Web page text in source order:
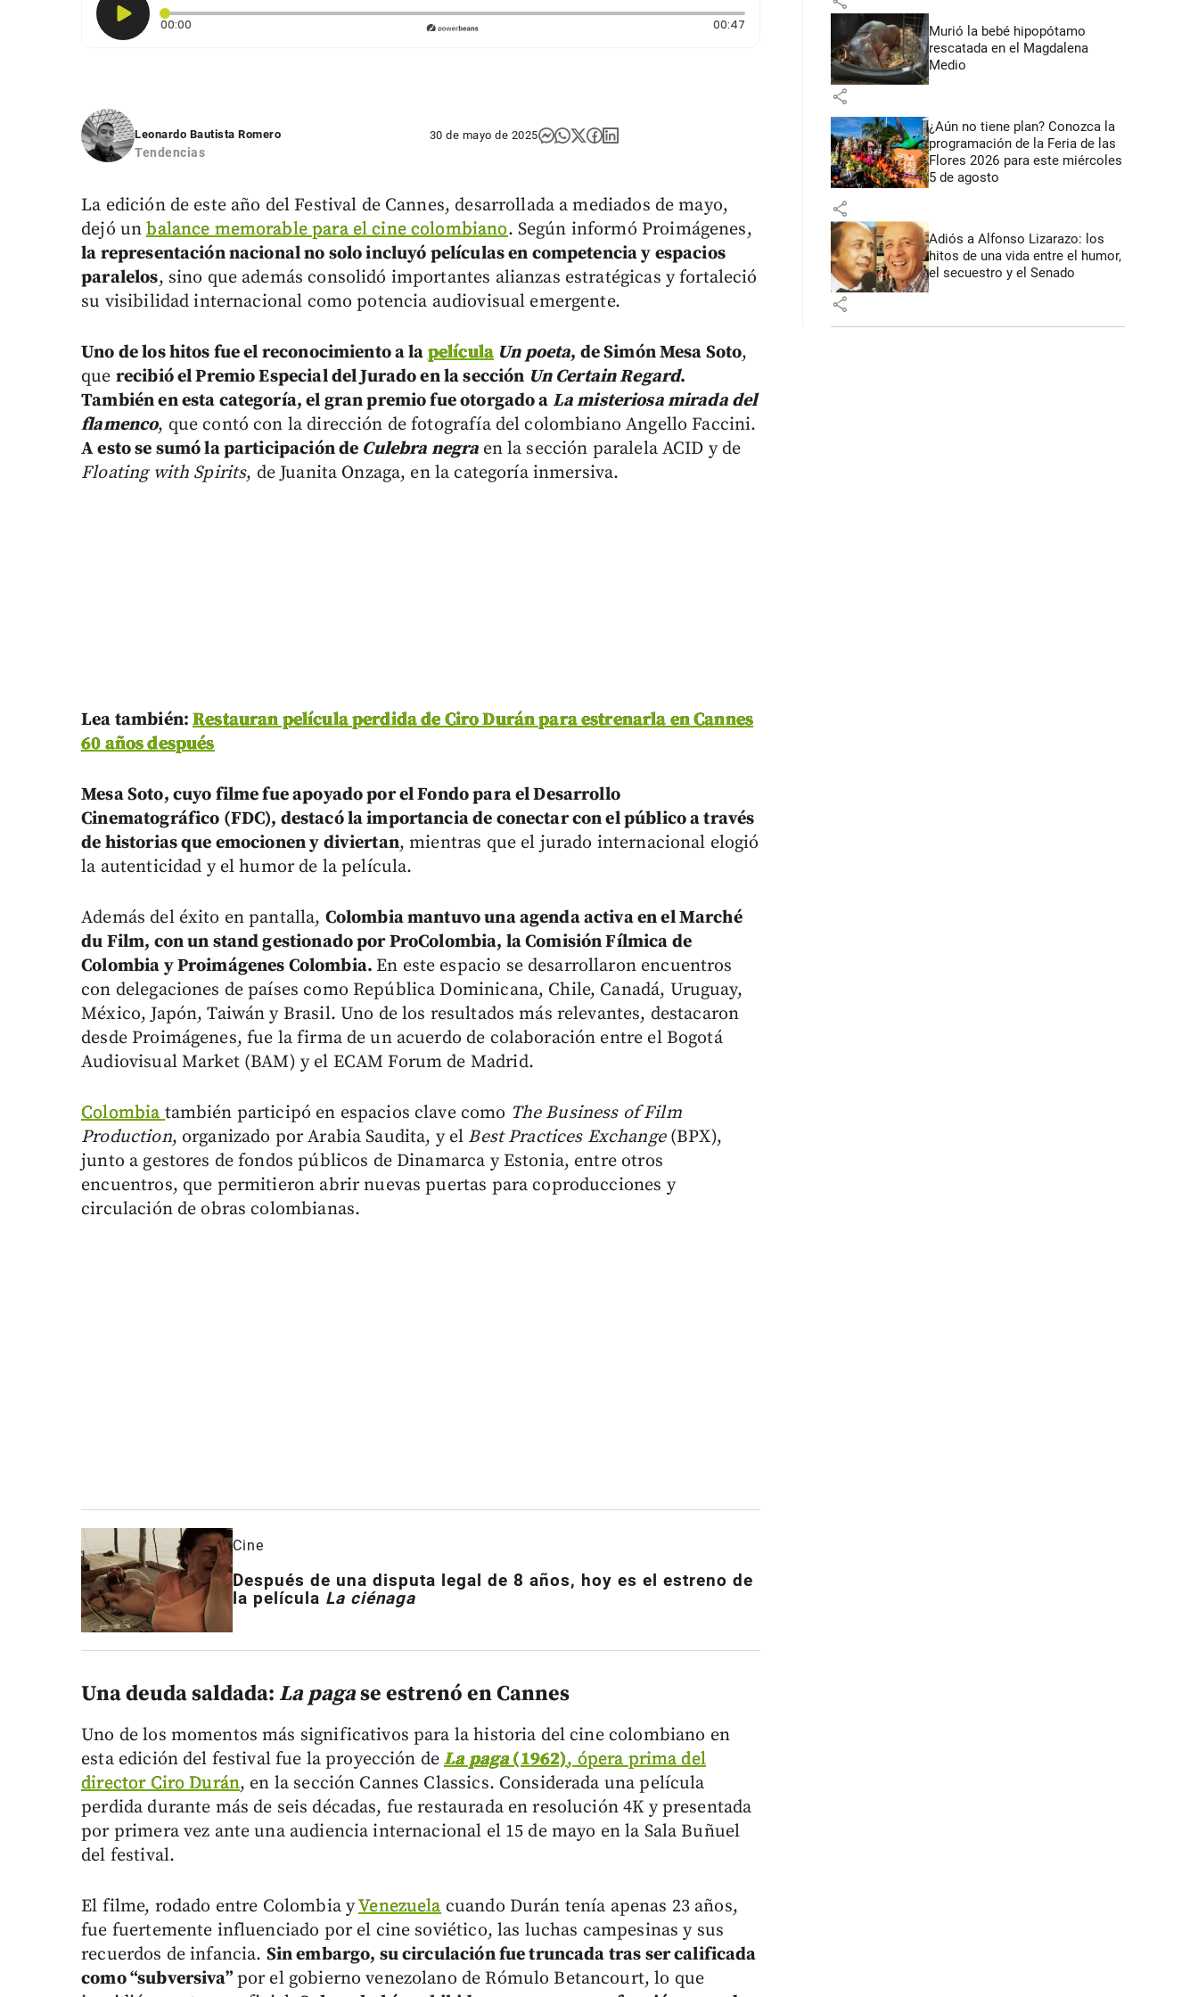
00:00
00:47Duración: 47 segundos
Leonardo Bautista Romero
Tendencias
30 de mayo de 2025
La edición de este año del Festival de Cannes, desarrollada a mediados de mayo,
dejó unbalance memorable para el cine colombiano. Según informó Proimágenes,
la representación nacional no solo incluyó películas en competencia y espacios
paralelos, sino que además consolidó importantes alianzas estratégicas y fortaleció
su visibilidad internacional como potencia audiovisual emergente.
Uno de los hitos fue el reconocimiento a lapelícula Un poeta, de Simón Mesa Soto,
que recibió el Premio Especial del Jurado en la sección Un Certain Regard.
También en esta categoría, el gran premio fue otorgado a La misteriosa mirada del
flamenco, que contó con la dirección de fotografía del colombiano Angello Faccini.
A esto se sumó la participación de Culebra negra en la sección paralela ACID y de
Floating with Spirits, de Juanita Onzaga, en la categoría inmersiva.
Lea también:Restauran película perdida de Ciro Durán para estrenarla en Cannes
60 años después
Mesa Soto, cuyo filme fue apoyado por el Fondo para el Desarrollo
Cinematográfico (FDC), destacó la importancia de conectar con el público a través
de historias que emocionen y diviertan, mientras que el jurado internacional elogió
la autenticidad y el humor de la película.
Además del éxito en pantalla, Colombia mantuvo una agenda activa en el Marché
du Film, con un stand gestionado por ProColombia, la Comisión Fílmica de
Colombia y Proimágenes Colombia.En este espacio se desarrollaron encuentros
con delegaciones de países como República Dominicana, Chile, Canadá, Uruguay,
México, Japón, Taiwán y Brasil. Uno de los resultados más relevantes, destacaron
desde Proimágenes, fue la firma de un acuerdo de colaboración entre el Bogotá
Audiovisual Market (BAM) y el ECAM Forum de Madrid.
Colombiatambién participó en espacios clave como The Business of Film
Production, organizado por Arabia Saudita, y el Best Practices Exchange(BPX),
junto a gestores de fondos públicos de Dinamarca y Estonia, entre otros
encuentros, que permitieron abrir nuevas puertas para coproducciones y
circulación de obras colombianas.
Cine
Después de una disputa legal de 8 años, hoy es el estreno de
la película La ciénaga
Una deuda saldada: La pagase estrenó en Cannes
Uno de los momentos más significativos para la historia del cine colombiano en
esta edición del festival fue la proyección deLa paga(1962), ópera prima del
director Ciro Durán, en la sección Cannes Classics. Considerada una película
perdida durante más de seis décadas, fue restaurada en resolución 4K y presentada
por primera vez ante una audiencia internacional el 15 de mayo en la Sala Buñuel
del festival.
El filme, rodado entre Colombia yVenezuelacuando Durán tenía apenas 23 años,
fue fuertemente influenciado por el cine soviético, las luchas campesinas y sus
recuerdos de infancia. Sin embargo, su circulación fue truncada tras ser calificada
como “subversiva” por el gobierno venezolano de Rómulo Betancourt, lo que
Murió la bebé hipopótamo
rescatada en el Magdalena
Medio
share
¿Aún no tiene plan? Conozca la
programación de la Feria de las
Flores 2026 para este miércoles
5 de agosto
share
Adiós a Alfonso Lizarazo: los
hitos de una vida entre el humor,
el secuestro y el Senado
share